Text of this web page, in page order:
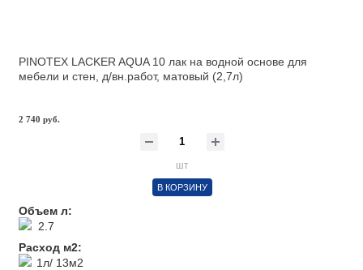
PINOTEX LACKER AQUA 10 лак на водной основе для
мебели и стен, д/вн.работ, матовый (2,7л)
2 740 руб.
шт
В КОРЗИНУ
Объем л:
2.7
Расход м2:
1л/ 13м2